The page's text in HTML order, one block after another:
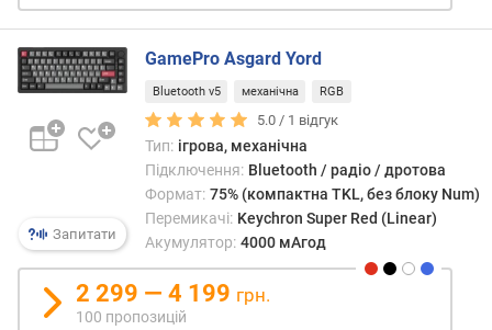
в
і
д
е
в
и
х
д
о
Запитати
GamePro Asgard Yord
Bluetooth v5 механічна RGB
5.0 / 1 відгук
Тип: ігрова, механічна
Підключення: Bluetooth / радіо / дротова
Формат: 75% (компактна TKL, без блоку Num)
Перемикачі: Keychron Super Red (Linear)
Акумулятор: 4000 мАгод
2 299 — 4 199 грн.
100 пропозицій